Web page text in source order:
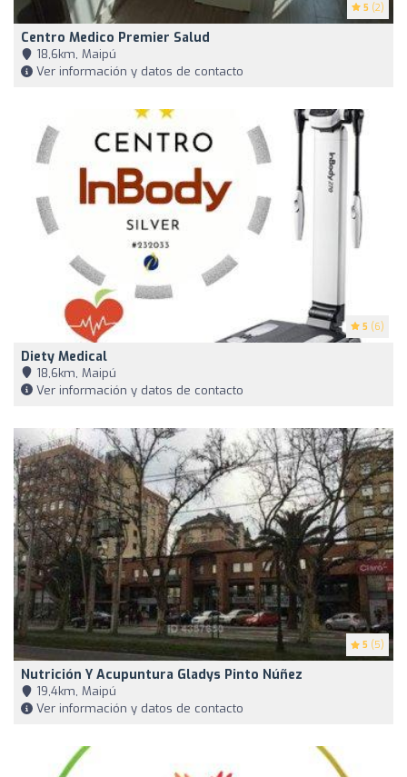
5 (2)
Centro Medico Premier Salud
18,6km, Maipú
Ver información y datos de contacto
5 (6)
Diety Medical
18,6km, Maipú
Ver información y datos de contacto
5 (5)
Nutrición Y Acupuntura Gladys Pinto Núñez
19,4km, Maipú
Ver información y datos de contacto